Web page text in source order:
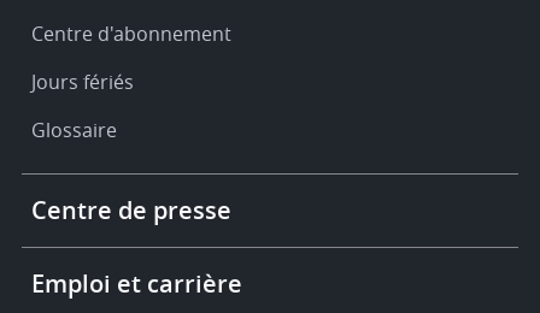
Centre d'abonnement
Jours fériés
Glossaire
More
links
Centre de presse
Emploi et carrière